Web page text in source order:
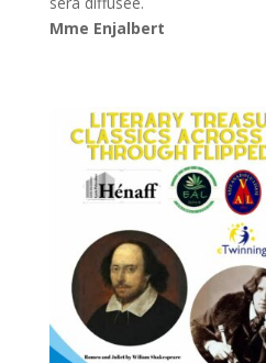
Mme Enjalbert